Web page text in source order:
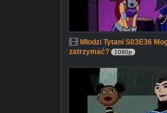
Młodzi Tytani S03E36
zatrzymać?
1080p